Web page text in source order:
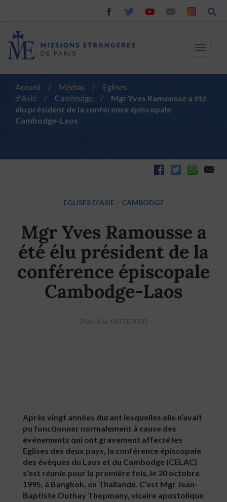
Toggle
Accueil / Médias /
Eglises
d'Asie
/ Cambodge /
Mgr Yves Ramousse a été
élu président de la conférence épiscopale
Cambodge-Laos
EGLISES D'ASIE – CAMBODGE
Mgr Yves Ramousse a
été élu président de la
conférence épiscopale
Cambodge-Laos
Publié le 18/03/2010
Après vingt années durant lesquelles elle n’avait
pu fonctionner normalement à cause des
événements qui ont gravement affecté les
Eglises des deux pays, la conférence épiscopale
des évêques du Laos et du Cambodge (CELAC)
s’est réunie pour la première fois, le 20 octobre
1995, à Bangkok, en Thaïlande. C’est Mgr Jean-
Baptiste Outhay Thepmany, vicaire apostolique